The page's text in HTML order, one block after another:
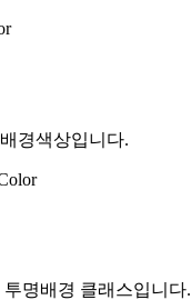
경색상입니다.
명배경 클래스입니다.